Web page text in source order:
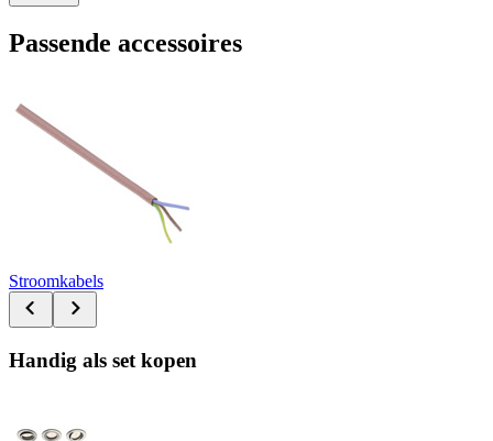
Passende accessoires
Stroomkabels
Handig als set kopen